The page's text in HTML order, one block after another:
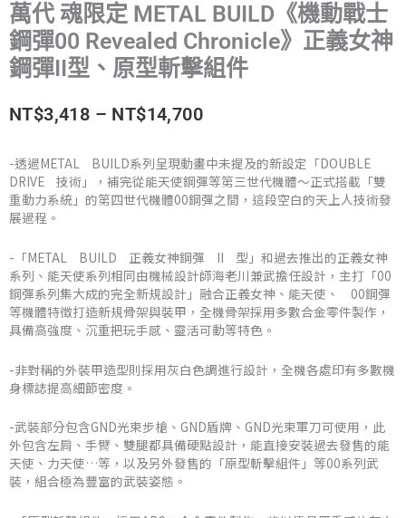
萬代 魂限定 METAL BUILD《機動戰士
鋼彈00 Revealed Chronicle》正義女神
鋼彈II型、原型斬擊組件
NT$3,418 – NT$14,700價
範
NT$3,418
到
NT$14,700
-透過METAL BUILD系列呈現動畫中未提及的新設定「DOUBLE
DRIVE 技術」，補完從能天使鋼彈等第三世代機體～正式搭載「雙
重動力系統」的第四世代機體00鋼彈之間，這段空白的天上人技術發
展過程。
-「METAL BUILD 正義女神鋼彈 II 型」和過去推出的正義女神
系列、能天使系列相同由機械設計師海老川兼武擔任設計，主打「00
鋼彈系列集大成的完全新規設計」融合正義女神、能天使、 00鋼彈
等機體特徵打造新規骨架與裝甲，全機骨架採用多數合金零件製作，
具備高強度、沉重把玩手感、靈活可動等特色。
-非對稱的外裝甲造型則採用灰白色調進行設計，全機各處印有多數機
身標誌提高細節密度。
-武裝部分包含GND光束步槍、GND盾牌、GND光束軍刀可使用，此
外包含左肩、手臂、雙腿都具備硬點設計，能直接安裝過去發售的能
天使、力天使…等，以及另外發售的「原型斬擊組件」等00系列武
裝，組合極為豐富的武裝姿態。